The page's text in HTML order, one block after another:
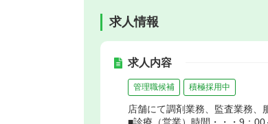
求人情報
求人内容
管理職候補 積極採用中
店舗にて調剤業務、監査業務、
■診療（営業）時間・・・9：